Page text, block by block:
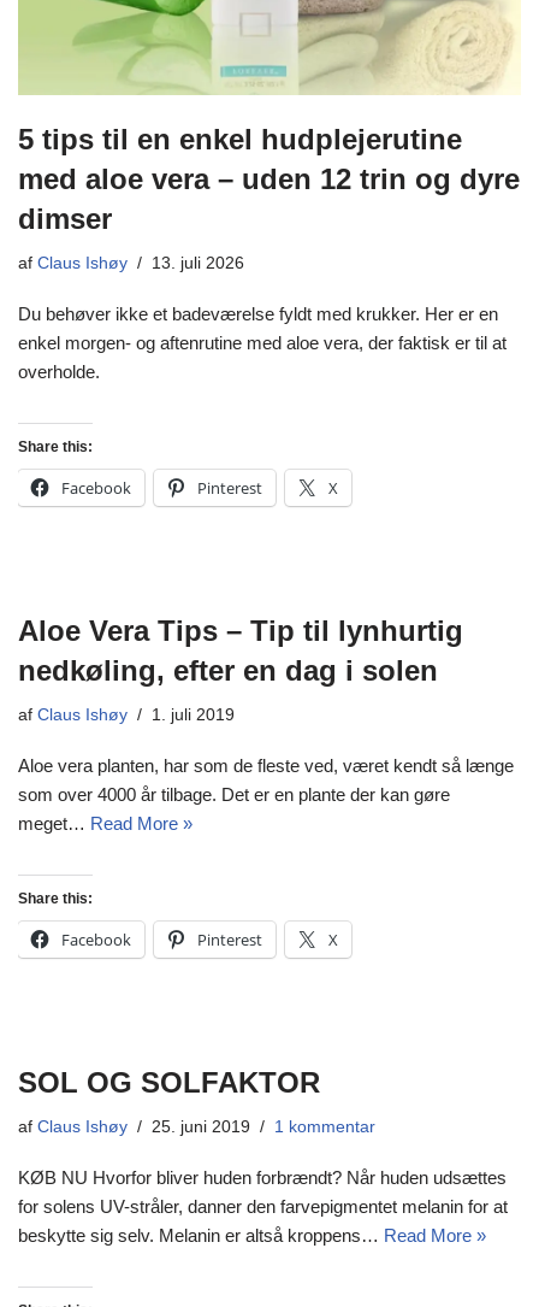
5 tips til en enkel hudplejerutine
med aloe vera – uden 12 trin og dyre
dimser
af Claus Ishøy 13. juli 2026
Du behøver ikke et badeværelse fyldt med krukker. Her er en
enkel morgen- og aftenrutine med aloe vera, der faktisk er til at
overholde.
Share this:
Facebook Pinterest X
Aloe Vera Tips – Tip til lynhurtig
nedkøling, efter en dag i solen
af Claus Ishøy 1. juli 2019
Aloe vera planten, har som de fleste ved, været kendt så længe
som over 4000 år tilbage. Det er en plante der kan gøre
meget… Read More »
Share this:
Facebook Pinterest X
SOL OG SOLFAKTOR
af Claus Ishøy 25. juni 2019 1 kommentar
KØB NU Hvorfor bliver huden forbrændt? Når huden udsættes
for solens UV-stråler, danner den farvepigmentet melanin for at
beskytte sig selv. Melanin er altså kroppens… Read More »